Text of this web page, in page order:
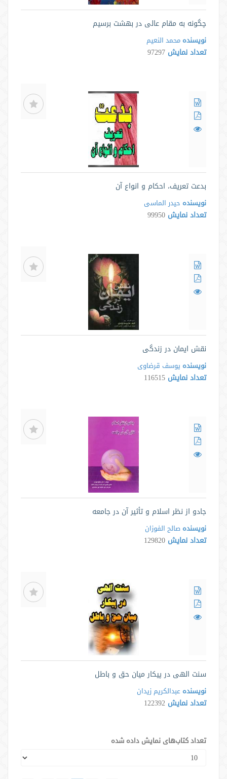
چگونه به مقام عالی در بهشت برسیم
نویسنده محمد النعیم
تعداد نمایش 97297
بدعت تعريف، احكام و انواع آن
نویسنده حیدر الماسی
تعداد نمایش 99950
نقش ایمان در زندگی
نویسنده یوسف قرضاوی
تعداد نمایش 116515
جادو از نظر اسلام و تأثیر آن در جامعه
نویسنده صالح الفوزان
تعداد نمایش 129820
سنت الهی در پیکار میان حق و باطل
نویسنده عبدالکریم زیدان
تعداد نمایش 122392
تعداد کتاب‌های نمایش داده شده